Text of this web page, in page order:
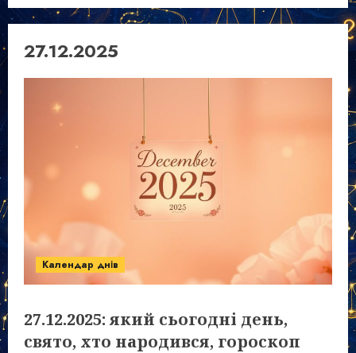
27.12.2025
Календар днів
27.12.2025: який сьогодні день,
свято, хто народився, гороскоп